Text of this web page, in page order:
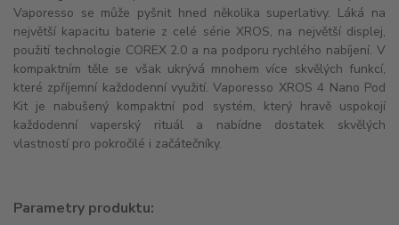
Vaporesso se může pyšnit hned několika superlativy. Láká na
největší kapacitu baterie z celé série XROS, na největší displej,
použití technologie COREX 2.0 a na podporu rychlého nabíjení. V
kompaktním těle se však ukrývá mnohem více skvělých funkcí,
které zpříjemní každodenní využití. Vaporesso XROS 4 Nano Pod
Kit je nabušený kompaktní pod systém, který hravě uspokojí
každodenní vaperský rituál a nabídne dostatek skvělých
vlastností pro pokročilé i začátečníky.
Parametry produktu: